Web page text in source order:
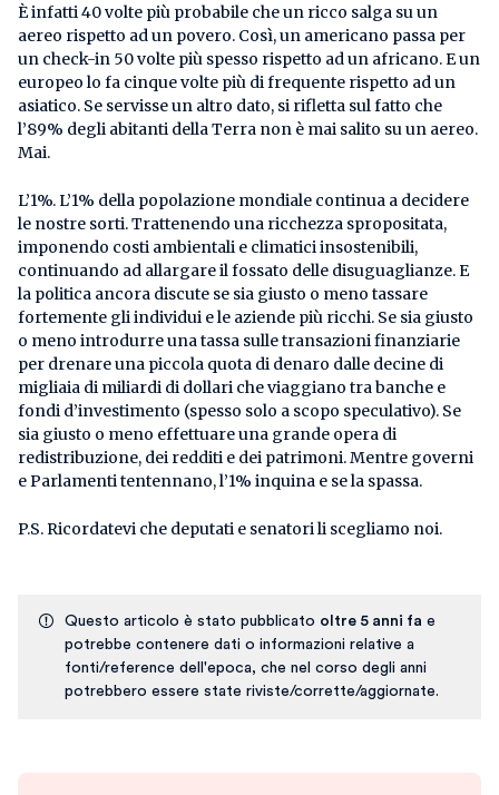
È infatti 40 volte più probabile che un ricco salga su un
aereo rispetto ad un povero. Così, un americano passa per
un check-in 50 volte più spesso rispetto ad un africano. E un
europeo lo fa cinque volte più di frequente rispetto ad un
asiatico. Se servisse un altro dato, si rifletta sul fatto che
l’89% degli abitanti della Terra non è mai salito su un aereo.
Mai.
L’1%. L’1% della popolazione mondiale continua a decidere
le nostre sorti. Trattenendo una ricchezza spropositata,
imponendo costi ambientali e climatici insostenibili,
continuando ad allargare il fossato delle disuguaglianze. E
la politica ancora discute se sia giusto o meno tassare
fortemente gli individui e le aziende più ricchi. Se sia giusto
o meno introdurre una tassa sulle transazioni finanziarie
per drenare una piccola quota di denaro dalle decine di
migliaia di miliardi di dollari che viaggiano tra banche e
fondi d’investimento (spesso solo a scopo speculativo). Se
sia giusto o meno effettuare una grande opera di
redistribuzione, dei redditi e dei patrimoni. Mentre governi
e Parlamenti tentennano, l’1% inquina e se la spassa.
P.S. Ricordatevi che deputati e senatori li scegliamo noi.
Questo articolo è stato pubblicato oltre 5 anni fa e
potrebbe contenere dati o informazioni relative a
fonti/reference dell'epoca, che nel corso degli anni
potrebbero essere state riviste/corrette/aggiornate.